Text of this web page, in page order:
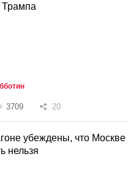
Трампа
3709 20
убеждены, что Москве
нельзя